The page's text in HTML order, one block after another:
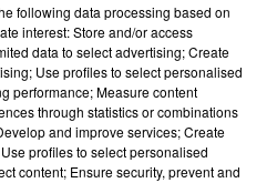
villewww.tarbes.fr
vin et de la gastronomie les 6;7
Place de la Hourquie
following data processing based on
interest: Store and/or access
data to select advertising; Create
Use profiles to select personalised
performance; Measure content
through statistics or combinations
and improve services; Create
profiles to select personalised
content; Ensure security, prevent and